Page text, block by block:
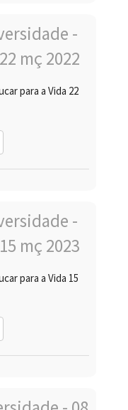
para a Vida 22
para a Vida 15